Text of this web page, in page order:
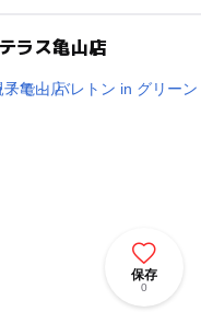
ラス亀山店
保存
0